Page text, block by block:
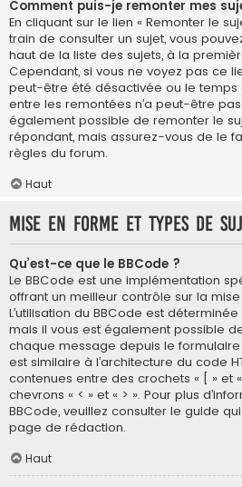
Comment puis-je remonter mes
En cliquant sur le lien « Remonter le
train de consulter un sujet, vous
haut de la liste des sujets, à la
Cependant, si vous ne voyez pas ce
peut-être été désactivée ou le temps
entre les remontées n’a peut-être
également possible de remonter le
répondant, mais assurez-vous de le
règles du forum.
Haut
Mise en forme et types de
Qu’est-ce que le BBCode ?
Le BBCode est une implémentation
offrant un meilleur contrôle sur la
L’utilisation du BBCode est
mais il vous est également possible
chaque message depuis le
est similaire à l’architecture du code
contenues entre des crochets « [ » et
chevrons « < » et « > ». Pour plus
BBCode, veuillez consulter le guide
page de rédaction.
Haut